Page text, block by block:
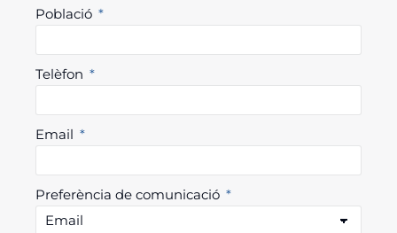
Població
Telèfon
Email
Preferència de comunicació